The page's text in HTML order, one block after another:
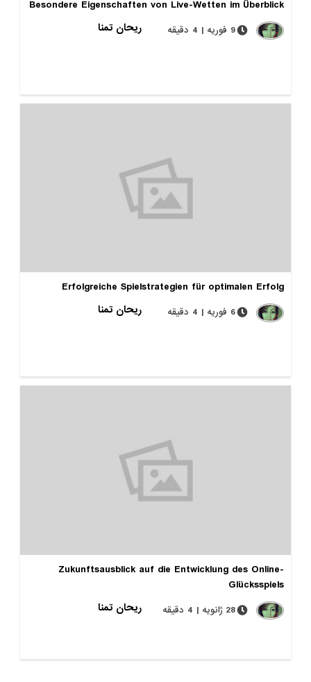
Besondere Eigenschaften von Live-Wetten im Überblick
ریحان تمنا
9 فوریه | 4 دقیقه
Erfolgreiche Spielstrategien für optimalen Erfolg
ریحان تمنا
6 فوریه | 4 دقیقه
Zukunftsausblick auf die Entwicklung des Online-
Glücksspiels
ریحان تمنا
28 ژانویه | 4 دقیقه